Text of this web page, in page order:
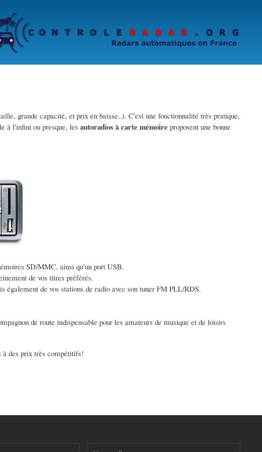
grande capacité, et prix en baisse..). C'est une fonctionnalité très pratique,
à l'infini ou presque, les autoradios à carte mémoire proposent une bonne
SD/MMC, ainsi qu'un port USB.
de vos titres préférés.
de vos stations de radio avec son tuner FM PLL/RDS.
de route indispensable pour les amateurs de musique et de loisirs
à des prix très compétitifs!